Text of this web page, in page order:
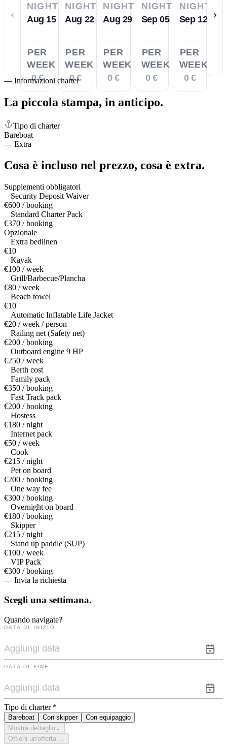
‹
NIGHTS
Aug 15
PER
WEEK
0 €
NIGHTS
Aug 22
PER
WEEK
0 €
NIGHTS
Aug 29
PER
WEEK
0 €
NIGHTS
Sep 05
PER
WEEK
0 €
NIGHTS
Sep 12
PER
WEEK
0 €
›
— Informazioni charter
La piccola stampa, in anticipo.
Tipo di charter
Bareboat
— Extra
Cosa è incluso nel prezzo, cosa è extra.
Supplementi obbligatori
Security Deposit Waiver
€600 / booking
Standard Charter Pack
€370 / booking
Opzionale
Extra bedlinen
€10
Kayak
€100 / week
Grill/Barbecue/Plancha
€80 / week
Beach towel
€10
Automatic Inflatable Life Jacket
€20 / week / person
Railing net (Safety net)
€200 / booking
Outboard engine 9 HP
€250 / week
Berth cost
Family pack
€350 / booking
Fast Track pack
€200 / booking
Hostess
€180 / night
Internet pack
€50 / week
Cook
€215 / night
Pet on board
€200 / booking
One way fee
€300 / booking
Overnight on board
€180 / booking
Skipper
€215 / night
Stand up paddle (SUP)
€100 / week
VIP Pack
€300 / booking
— Invia la richiesta
Scegli una settimana.
Quando navigate?
DATA DI INIZIO
DATA DI FINE
Tipo di charter *
Bareboat Con skipper
Con equipaggio
Mostra dettaglio ⌄
Ottieni un'offerta →